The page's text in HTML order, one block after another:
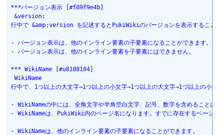
***バージョン表示 [#f09f9e4b]
&version;
行中で &amp;version を記述するとPukiWikiのバージョンを表示すること
- バージョン表示は、他のインライン要素の子要素になることができます。
- バージョン表示は、他のインライン要素を子要素にはできません。
*** WikiName [#u8188184]
WikiName
行中で、1つ以上の大文字→1つ以上の小文字→1つ以上の大文字→1つ以上の小
- WikiNameの中には、全角文字や半角空白文字、記号、数字を含めることは
- WikiNameは、PukiWiki内のページ名になります。すでに存在するページ
- WikiNameは、他のインライン要素の子要素になることができます。